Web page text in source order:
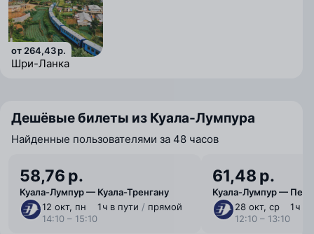
от 264,43 р.
Шри-Ланка
Дешёвые билеты из Куала-Лумпура
Найденные пользователями за 48 часов
58,76 р.
Куала-Лумпур — Куала-Тренгану
12 окт, пн
14:10 – 15:10
1 ⁠ч в пути / прямой
61,48 р.
Куала-Лумпур —
28 окт, ср
12:10 – 13:10
1 ⁠ч в